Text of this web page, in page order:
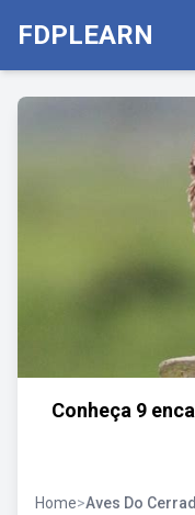
FDPLEARN
Conheça 9
Home>Aves Do